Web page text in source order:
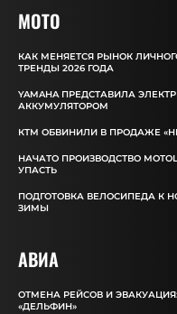
MOTO
КАК МЕНЯЕТСЯ РЫНОК
ТРЕНДЫ 2026 ГОДА
YAMAHA ПРЕДСТАВИЛА
АККУМУЛЯТОРОМ
КТМ ОБВИНИЛИ В ПРОДАЖЕ
НАЧАТО ПРОИЗВОДСТВО
УПАСТЬ
ПОДГОТОВКА ВЕЛОСИПЕДА К
ЗИМЫ
АВИА
ОТМЕНА РЕЙСОВ И
«ДЕЛЬФИН»